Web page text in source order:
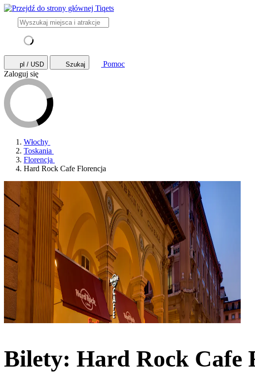
pl / USD Szukaj
Pomoc
Zaloguj się
Włochy
Toskania
Florencja
Hard Rock Cafe Florencja
Bilety: Hard Rock Cafe